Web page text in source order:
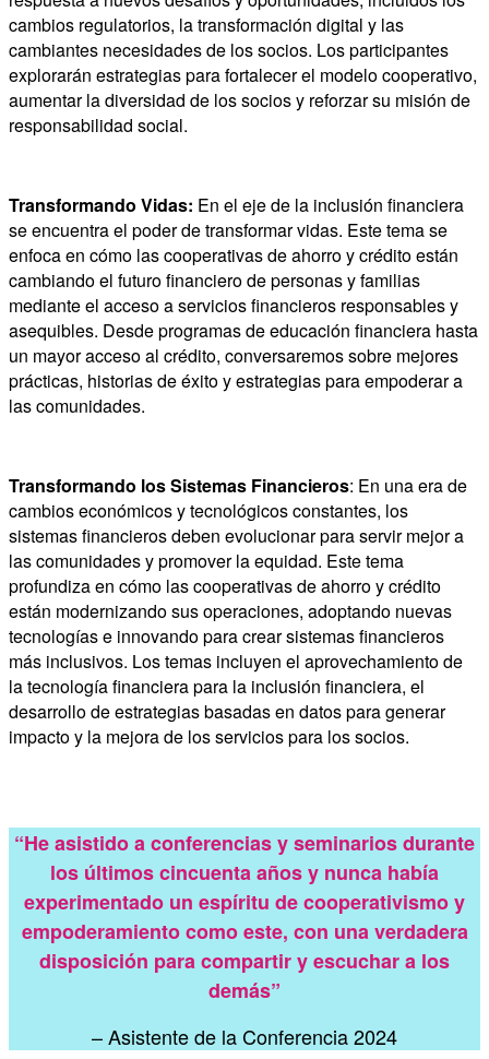
cambios regulatorios, la transformación digital y las
cambiantes necesidades de los socios. Los participantes
explorarán estrategias para fortalecer el modelo cooperativo,
aumentar la diversidad de los socios y reforzar su misión de
responsabilidad social.
Transformando Vidas: En el eje de la inclusión financiera
se encuentra el poder de transformar vidas. Este tema se
enfoca en cómo las cooperativas de ahorro y crédito están
cambiando el futuro financiero de personas y familias
mediante el acceso a servicios financieros responsables y
asequibles. Desde programas de educación financiera hasta
un mayor acceso al crédito, conversaremos sobre mejores
prácticas, historias de éxito y estrategias para empoderar a
las comunidades.
Transformando los Sistemas Financieros: En una era de
cambios económicos y tecnológicos constantes, los
sistemas financieros deben evolucionar para servir mejor a
las comunidades y promover la equidad. Este tema
profundiza en cómo las cooperativas de ahorro y crédito
están modernizando sus operaciones, adoptando nuevas
tecnologías e innovando para crear sistemas financieros
más inclusivos. Los temas incluyen el aprovechamiento de
la tecnología financiera para la inclusión financiera, el
desarrollo de estrategias basadas en datos para generar
impacto y la mejora de los servicios para los socios.
“He asistido a conferencias y seminarios durante
los últimos cincuenta años y nunca había
experimentado un espíritu de cooperativismo y
empoderamiento como este, con una verdadera
disposición para compartir y escuchar a los
demás”
– Asistente de la Conferencia 2024